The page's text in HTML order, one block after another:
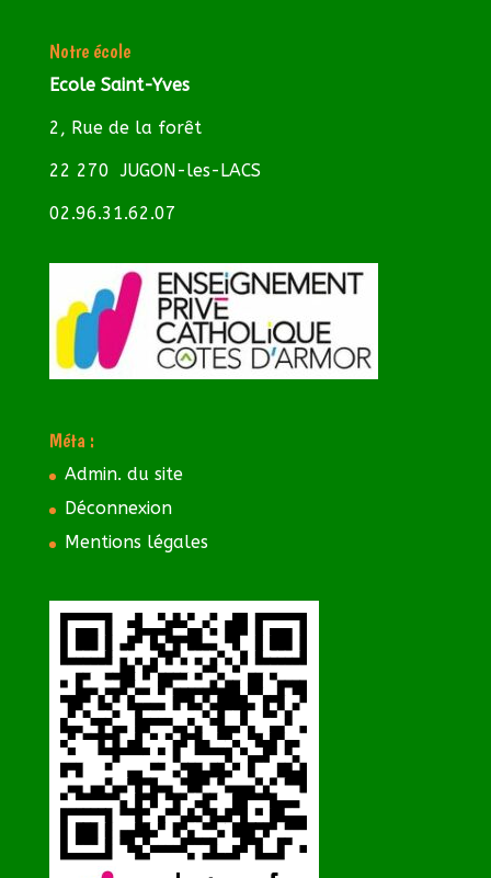
Notre école
Ecole Saint-Yves
2, Rue de la forêt
22 270 JUGON-les-LACS
02.96.31.62.07
Méta :
Admin. du site
Déconnexion
Mentions légales